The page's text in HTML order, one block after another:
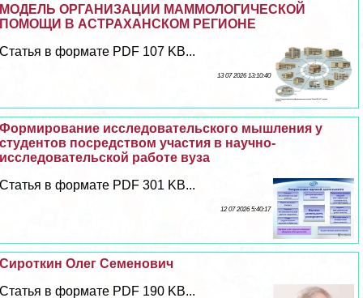
МОДЕЛЬ ОРГАНИЗАЦИИ МАММОЛОГИЧЕСКОЙ
ПОМОЩИ В АСТРАХАНСКОМ РЕГИОНЕ
Статья в формате PDF 107 KB...
13 07 2026 13:10:40
Формирование исследовательского мышления у
студентов посредством участия в научно-
исследовательской работе вуза
Статья в формате PDF 301 KB...
12 07 2026 5:40:17
Сироткин Олег Семенович
Статья в формате PDF 190 KB...